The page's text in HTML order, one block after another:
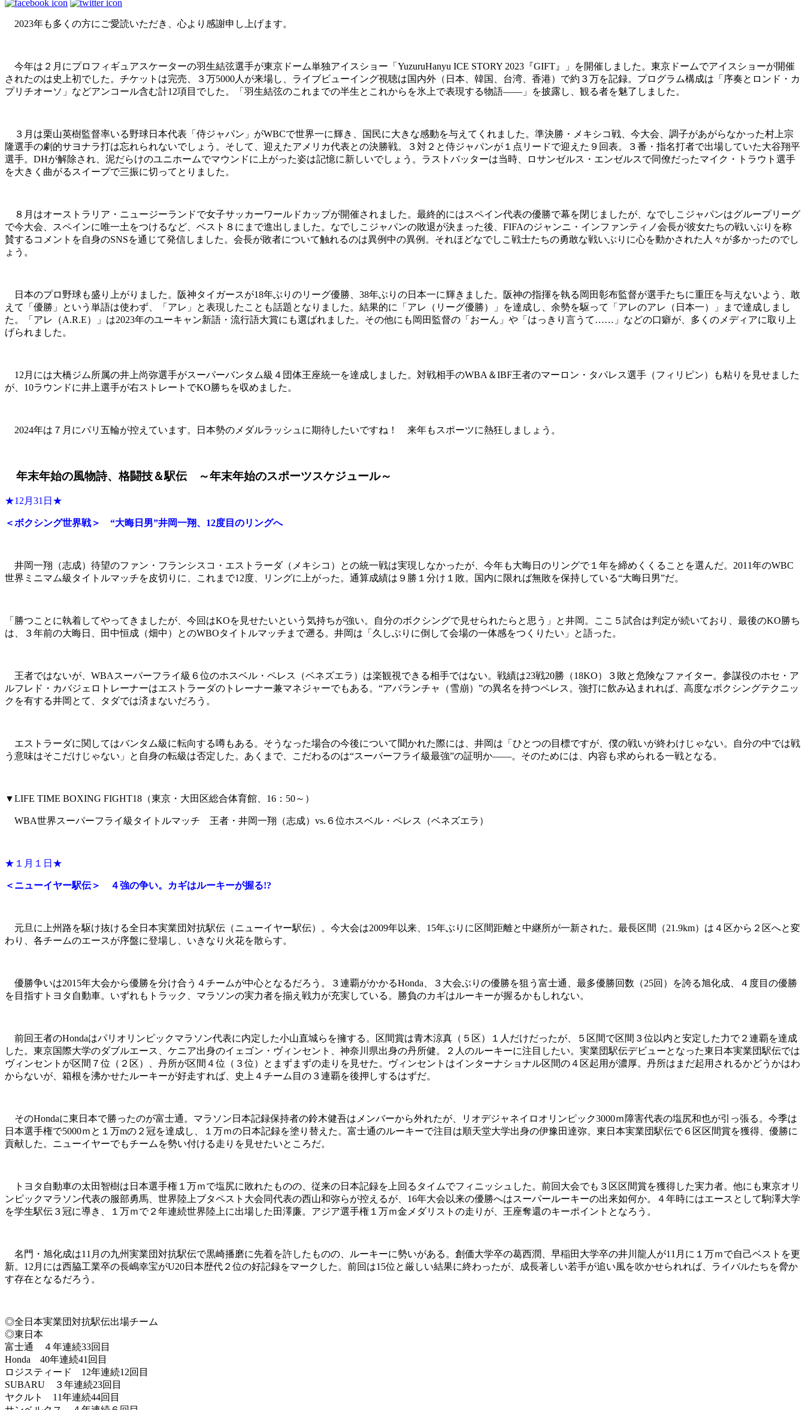
2023年も多くの方にご愛読いただき、心より感謝申し上げます。
今年は２月にプロフィギュアスケーターの羽生結弦選手が東京ドーム単独アイスショー「YuzuruHanyu ICE STORY 2023『GIFT』」を開催しました。東京ドームでアイスショーが開催
されたのは史上初でした。チケットは完売、３万5000人が来場し、ライブビューイング視聴は国内外（日本、韓国、台湾、香港）で約３万を記録。プログラム構成は「序奏とロンド・カ
プリチオーソ」などアンコール含む計12項目でした。「羽生結弦のこれまでの半生とこれからを氷上で表現する物語――」を披露し、観る者を魅了しました。
３月は栗山英樹監督率いる野球日本代表「侍ジャパン」がWBCで世界一に輝き、国民に大きな感動を与えてくれました。準決勝・メキシコ戦、今大会、調子があがらなかった村上宗
隆選手の劇的サヨナラ打は忘れられないでしょう。そして、迎えたアメリカ代表との決勝戦。３対２と侍ジャパンが１点リードで迎えた９回表。３番・指名打者で出場していた大谷翔平
選手。DHが解除され、泥だらけのユニホームでマウンドに上がった姿は記憶に新しいでしょう。ラストバッターは当時、ロサンゼルス・エンゼルスで同僚だったマイク・トラウト選手
を大きく曲がるスイープで三振に切ってとりました。
８月はオーストラリア・ニュージーランドで女子サッカーワールドカップが開催されました。最終的にはスペイン代表の優勝で幕を閉じましたが、なでしこジャパンはグループリーグ
で今大会、スペインに唯一土をつけるなど、ベスト８にまで進出しました。なでしこジャパンの敗退が決まった後、FIFAのジャンニ・インファンティノ会長が彼女たちの戦いぶりを称
賛するコメントを自身のSNSを通じて発信しました。会長が敗者について触れるのは異例中の異例。それほどなでしこ戦士たちの勇敢な戦いぶりに心を動かされた人々が多かったのでし
ょう。
日本のプロ野球も盛り上がりました。阪神タイガースが18年ぶりのリーグ優勝、38年ぶりの日本一に輝きました。阪神の指揮を執る岡田彰布監督が選手たちに重圧を与えないよう、敢
えて「優勝」という単語は使わず、「アレ」と表現したことも話題となりました。結果的に「アレ（リーグ優勝）」を達成し、余勢を駆って「アレのアレ（日本一）」まで達成しまし
た。「アレ（A.R.E）」は2023年のユーキャン新語・流行語大賞にも選ばれました。その他にも岡田監督の「おーん」や「はっきり言うて……」などの口癖が、多くのメディアに取り上
げられました。
12月には大橋ジム所属の井上尚弥選手がスーパーバンタム級４団体王座統一を達成しました。対戦相手のWBA＆IBF王者のマーロン・タパレス選手（フィリピン）も粘りを見せました
が、10ラウンドに井上選手が右ストレートでKO勝ちを収めました。
2024年は７月にパリ五輪が控えています。日本勢のメダルラッシュに期待したいですね！ 来年もスポーツに熱狂しましょう。
年末年始の風物詩、格闘技＆駅伝 ～年末年始のスポーツスケジュール～
★12月31日★
＜ボクシング世界戦＞ “大晦日男”井岡一翔、12度目のリングへ
井岡一翔（志成）待望のファン・フランシスコ・エストラーダ（メキシコ）との統一戦は実現しなかったが、今年も大晦日のリングで１年を締めくくることを選んだ。2011年のWBC
世界ミニマム級タイトルマッチを皮切りに、これまで12度、リングに上がった。通算成績は９勝１分け１敗。国内に限れば無敗を保持している“大晦日男”だ。
「勝つことに執着してやってきましたが、今回はKOを見せたいという気持ちが強い。自分のボクシングで見せられたらと思う」と井岡。ここ５試合は判定が続いており、最後のKO勝ち
は、３年前の大晦日、田中恒成（畑中）とのWBOタイトルマッチまで遡る。井岡は「久しぶりに倒して会場の一体感をつくりたい」と語った。
王者ではないが、WBAスーパーフライ級６位のホスベル・ペレス（ベネズエラ）は楽観視できる相手ではない。戦績は23戦20勝（18KO）３敗と危険なファイター。参謀役のホセ・ア
ルフレド・カバジェロトレーナーはエストラーダのトレーナー兼マネジャーでもある。“アバランチャ（雪崩）”の異名を持つペレス。強打に飲み込まれれば、高度なボクシングテクニッ
クを有する井岡とて、タダでは済まないだろう。
エストラーダに関してはバンタム級に転向する噂もある。そうなった場合の今後について聞かれた際には、井岡は「ひとつの目標ですが、僕の戦いが終わけじゃない。自分の中では戦
う意味はそこだけじゃない」と自身の転級は否定した。あくまで、こだわるのは“スーパーフライ級最強”の証明か――。そのためには、内容も求められる一戦となる。
▼LIFE TIME BOXING FIGHT18（東京・大田区総合体育館、16：50～）
WBA世界スーパーフライ級タイトルマッチ 王者・井岡一翔（志成）vs.６位ホスベル・ペレス（ベネズエラ）
★１月１日★
＜ニューイヤー駅伝＞ ４強の争い。カギはルーキーが握る!?
元旦に上州路を駆け抜ける全日本実業団対抗駅伝（ニューイヤー駅伝）。今大会は2009年以来、15年ぶりに区間距離と中継所が一新された。最長区間（21.9km）は４区から２区へと変
わり、各チームのエースが序盤に登場し、いきなり火花を散らす。
優勝争いは2015年大会から優勝を分け合う４チームが中心となるだろう。３連覇がかかるHonda、３大会ぶりの優勝を狙う富士通、最多優勝回数（25回）を誇る旭化成、４度目の優勝
を目指すトヨタ自動車。いずれもトラック、マラソンの実力者を揃え戦力が充実している。勝負のカギはルーキーが握るかもしれない。
前回王者のHondaはパリオリンピックマラソン代表に内定した小山直城らを擁する。区間賞は青木涼真（５区）１人だけだったが、５区間で区間３位以内と安定した力で２連覇を達成
した。東京国際大学のダブルエース、ケニア出身のイェゴン・ヴィンセント、神奈川県出身の丹所健。２人のルーキーに注目したい。実業団駅伝デビューとなった東日本実業団駅伝では
ヴィンセントが区間７位（２区）、丹所が区間４位（３位）とまずまずの走りを見せた。ヴィンセントはインターナショナル区間の４区起用が濃厚。丹所はまだ起用されるかどうかはわ
からないが、箱根を沸かせたルーキーが好走すれば、史上４チーム目の３連覇を後押しするはずだ。
そのHondaに東日本で勝ったのが富士通。マラソン日本記録保持者の鈴木健吾はメンバーから外れたが、リオデジャネイロオリンピック3000ｍ障害代表の塩尻和也が引っ張る。今季は
日本選手権で5000ｍと１万mの２冠を達成し、１万ｍの日本記録を塗り替えた。富士通のルーキーで注目は順天堂大学出身の伊豫田達弥。東日本実業団駅伝で６区区間賞を獲得、優勝に
貢献した。ニューイヤーでもチームを勢い付ける走りを見せたいところだ。
トヨタ自動車の太田智樹は日本選手権１万ｍで塩尻に敗れたものの、従来の日本記録を上回るタイムでフィニッシュした。前回大会でも３区区間賞を獲得した実力者。他にも東京オリ
ンピックマラソン代表の服部勇馬、世界陸上ブタペスト大会同代表の西山和弥らが控えるが、16年大会以来の優勝へはスーパールーキーの出来如何か。４年時にはエースとして駒澤大学
を学生駅伝３冠に導き、１万ｍで２年連続世界陸上に出場した田澤廉。アジア選手権１万ｍ金メダリストの走りが、王座奪還のキーポイントとなろう。
名門・旭化成は11月の九州実業団対抗駅伝で黒崎播磨に先着を許したものの、ルーキーに勢いがある。創価大学卒の葛西潤、早稲田大学卒の井川龍人が11月に１万ｍで自己ベストを更
新。12月には西脇工業卒の長嶋幸宝がU20日本歴代２位の好記録をマークした。前回は15位と厳しい結果に終わったが、成長著しい若手が追い風を吹かせられれば、ライバルたちを脅か
す存在となるだろう。
◎全日本実業団対抗駅伝出場チーム
◎東日本
富士通 ４年連続33回目
Honda 40年連続41回目
ロジスティード 12年連続12回目
SUBARU ３年連続23回目
ヤクルト 11年連続44回目